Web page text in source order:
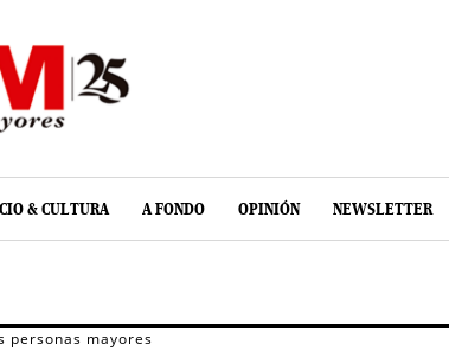
& CULTURA A FONDO OPINIÓN NEWSLETTER
personas mayores